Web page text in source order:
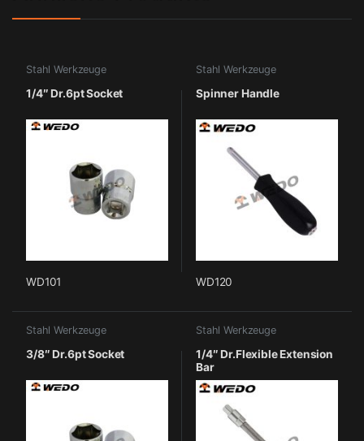
Stahl Werkzeuge
1/4″ Dr.6pt Socket
WD101
Stahl Werkzeuge
Spinner Handle
WD120
Stahl Werkzeuge
3/8″ Dr.6pt Socket
Stahl Werkzeuge
1/4″ Dr.Flexible Extension
Bar